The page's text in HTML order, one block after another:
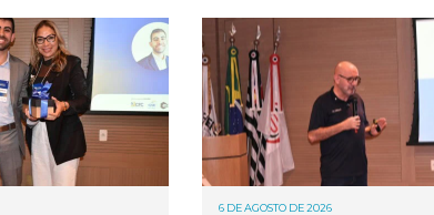
6 DE AGOSTO DE 2026